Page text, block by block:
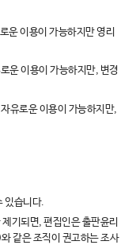
운 이용이 가능하지만 영리
운 이용이 가능하지만, 변경
유로운 이용이 가능하지만,
있습니다.
기되면, 편집인은 출판윤리
같은 조직이 권고하는 조사